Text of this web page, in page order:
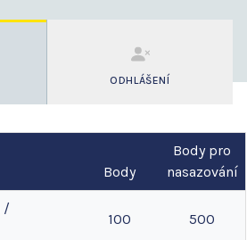
ODHLÁŠENÍ
Body
Body pro
nasazování
/
100 500